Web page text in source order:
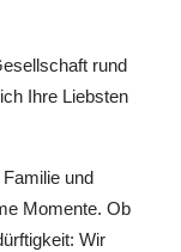
rund
Ihre Liebsten
und
Momente. Ob
Wir